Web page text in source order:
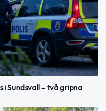
i Sundsvall – två gripna